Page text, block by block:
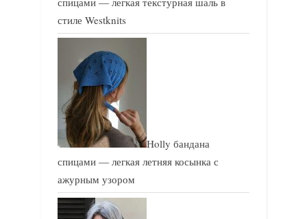
стиле Westknits
Holly бандана
спицами — легкая летняя косынка с
ажурным узором